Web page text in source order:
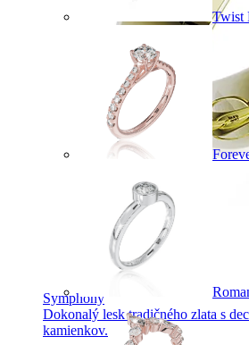
Symphony
Dokonalý lesk tradičného zlata s
kamienkov.
Twist